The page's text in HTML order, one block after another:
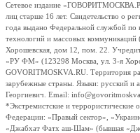
Сетевое издание
лиц старше 16 лет. Свидетельство о
года выдано Федеральной службой по
технологий и массовых
Хорошевская, дом 12, пом. 22.
«РУ ФМ» (123298 Москва, ул. 3-я
GOVORITMOSKVA.RU. Территория
зарубежные страны. Языки: русский и
Георгиевич. Email:
*Экстремистские и террористические
Федерации: «Правый сектор»,
«Джабхат Фатх аш-Шам» (бывшая